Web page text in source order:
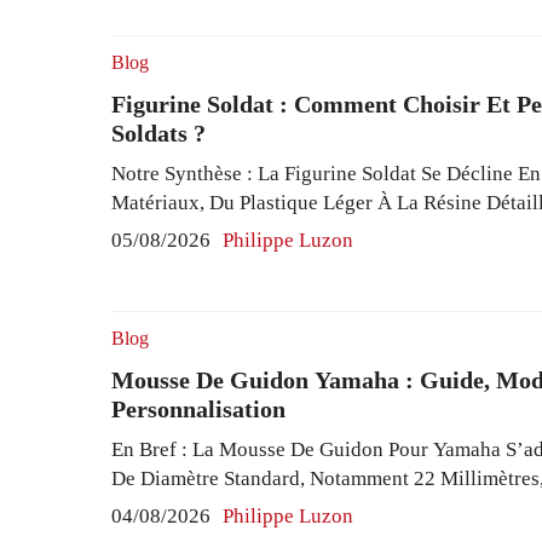
Read More
Blog
Figurine Soldat : Comment Choisir Et
Soldats ?
Notre Synthèse : La Figurine Soldat Se Décline
Matériaux, Du Plastique Léger À La Résine
Le Plomb Traditionnel, Offrant Ainsi Une Gamme
05/08/2026 Philippe Luzon
Blog
Mousse De Guidon Yamaha : Guide,
Personnalisation
En Bref : La Mousse De Guidon Pour Yamaha
De Diamètre Standard, Notamment 22
Disponibles En 20 Cm Et 27 Cm. Elle Couvre Une
04/08/2026 Philippe Luzon